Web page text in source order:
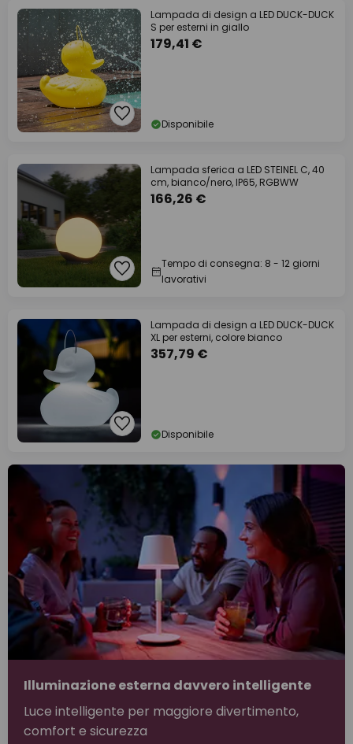
Lampada di design a LED DUCK-DUCK
S per esterni in giallo
179,41 €
Disponibile
Lampada sferica a LED STEINEL C, 40
cm, bianco/nero, IP65, RGBWW
166,26 €
Tempo di consegna: 8 - 12 giorni
lavorativi
Lampada di design a LED DUCK-DUCK
XL per esterni, colore bianco
357,79 €
Disponibile
Illuminazione esterna davvero intelligente
Luce intelligente per maggiore divertimento,
comfort e sicurezza